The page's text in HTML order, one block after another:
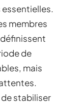
membres
de
mais
stabiliser